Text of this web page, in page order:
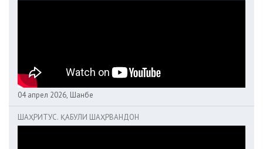
04 апрел 2026, Шанбе
ШАҲРИТУС. ҚАБУЛИ ШАҲРВАНДОН